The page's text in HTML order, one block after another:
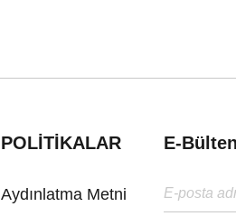
POLİTİKALAR
Aydınlatma Metni
E-Bülten